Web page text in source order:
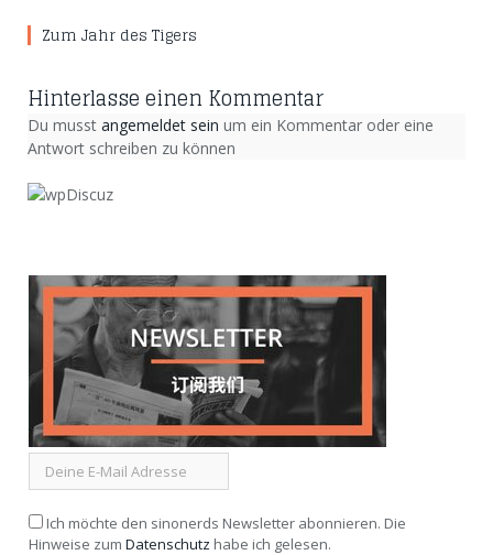
Zum Jahr des Tigers
Hinterlasse einen Kommentar
Du musst angemeldet sein um ein Kommentar oder eine
Antwort schreiben zu können
Ich möchte den sinonerds Newsletter abonnieren. Die
Hinweise zum Datenschutz habe ich gelesen.